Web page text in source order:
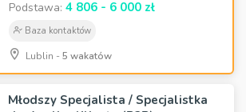
Podstawa: 4 806 - 6 000 zł
Baza kontaktów
Lublin -5 wakatów
Młodszy Specjalista / Specjalistka